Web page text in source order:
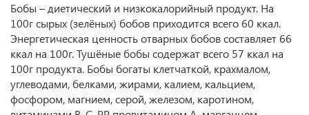
Бобы – диетический и низкокалорийный продукт. На
100г сырых (зелёных) бобов приходится всего 60 ккал.
Энергетическая ценность отварных бобов составляет 66
ккал на 100г. Тушёные бобы содержат всего 57 ккал на
100г продукта. Бобы богаты клетчаткой, крахмалом,
углеводами, белками, жирами, калием, кальцием,
фосфором, магнием, серой, железом, каротином,